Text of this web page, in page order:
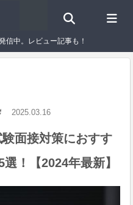
信中。レビュー記事も！
験面接対策におすす
！【2024年最新】
2025.03.16